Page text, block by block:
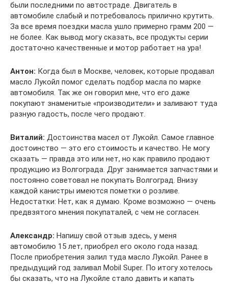
были последними по автостраде. Двигатель в
автомобиле слабый и потребовалось прилично крутить.
За все время поездки масла ушло примерно грамм 200 —
не более. Как вывод могу сказать, все продукты серии
достаточно качественные и мотор работает на ура!
Антон: Когда был в Москве, человек, которые продавал
масло Лукойл помог сделать подбор масла по марке
автомобиля. Так же он говорил мне, что его даже
покупают знаменитые «производители» и заливают туда
разную гадость, после чего продают.
Виталий: Достоинства масел от Лукойл. Самое главное
достоинство — это его стоимость и качество. Не могу
сказать — правда это или нет, но как правило продают
продукцию из Волгограда. Друг занимается запчастями и
постоянно советовал не покупать Волгоград. Внизу
каждой канистры имеются пометки о розливе.
Недостатки: Нет, как я думаю. Кроме возможно — очень
предвзятого мнения покупаталей, с чем не согласен.
Александр: Напишу свой отзыв здесь, у меня
автомобилю 15 лет, приобрел его около года назад.
После приобретения залил туда масло Лукойл. Ранее в
предыдущий год заливал Mobil Super. По итогу хотелось
бы сказать, что на Лукойле стало давить и капать